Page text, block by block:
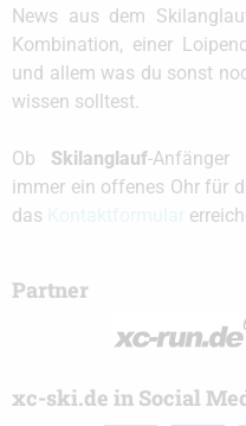
News aus dem
Kombination, einer
und allem was du sonst
wissen solltest.
Ob Skilanglauf-Anfänger
immer ein offenes Ohr für
das
Partner
xc-ski.de in Social